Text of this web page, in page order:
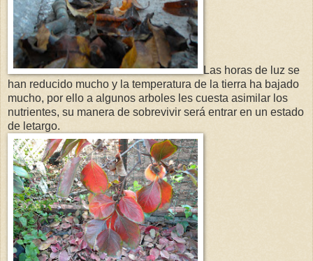
Las horas de luz se
han reducido mucho y la temperatura de la tierra ha bajado
mucho, por ello a algunos arboles les cuesta asimilar los
nutrientes, su manera de sobrevivir será entrar en un estado
de letargo.